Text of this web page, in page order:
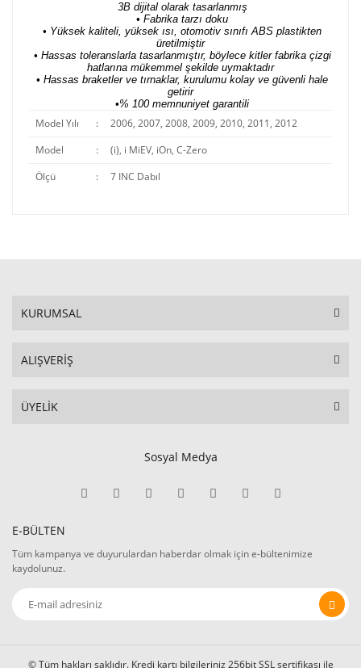
3B dijital olarak tasarlanmış
• Fabrika tarzı doku
• Yüksek kaliteli, yüksek ısı, otomotiv sınıfı ABS plastikten
üretilmiştir
• Hassas toleranslarla tasarlanmıştır, böylece kitler fabrika çizgi
hatlarına mükemmel şekilde uymaktadır
• Hassas braketler ve tırnaklar, kurulumu kolay ve güvenli hale
getirir
•% 100 memnuniyet garantili
Model Yılı :
2006, 2007, 2008, 2009, 2010, 2011, 2012
Model
:
(i), i MiEV, iOn, C-Zero
Ölçü
: 7 INC Dabıl
KURUMSAL
ALIŞVERİŞ
ÜYELİK
Sosyal Medya
E-BÜLTEN
Tüm kampanya ve duyurulardan haberdar olmak için e-bültenimize
kaydolunuz.
© Tüm hakları saklıdır. Kredi kartı bilgileriniz 256bit SSL sertifikası ile